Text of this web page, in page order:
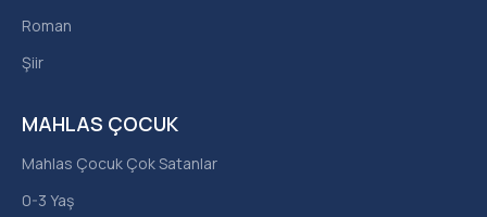
MAHLAS ÇOCUK
Mahlas Çocuk Çok Satanlar
0-3 Yaş
Roman
Şiir